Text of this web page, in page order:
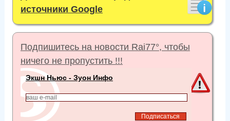
l
l
r
e
источники Google
Подпишитесь на новости Rai77°, чтобы
ничего не пропустить !!!
Экшн Ньюс - Зуон Инфо